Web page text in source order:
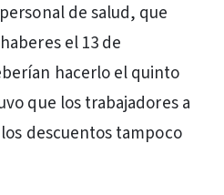
de salud, que
el 13 de
hacerlo el quinto
que los trabajadores a
descuentos tampoco